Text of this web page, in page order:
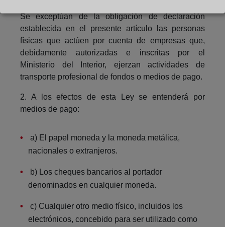
Se exceptúan de la obligación de declaración
establecida en el presente artículo las personas
físicas que actúen por cuenta de empresas que,
debidamente autorizadas e inscritas por el
Ministerio del Interior, ejerzan actividades de
transporte profesional de fondos o medios de pago.
2. A los efectos de esta Ley se entenderá por
medios de pago:
a) El papel moneda y la moneda metálica,
nacionales o extranjeros.
b) Los cheques bancarios al portador
denominados en cualquier moneda.
c) Cualquier otro medio físico, incluidos los
electrónicos, concebido para ser utilizado como